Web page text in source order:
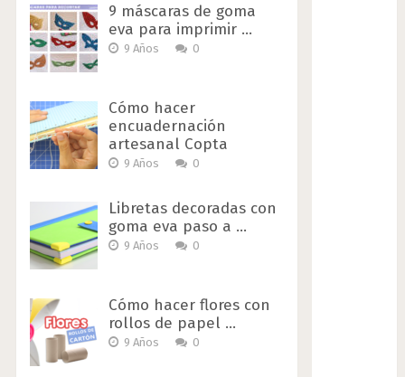
9 máscaras de goma
eva para imprimir …
9 Años 0
Cómo hacer
encuadernación
artesanal Copta
9 Años 0
Libretas decoradas con
goma eva paso a …
9 Años 0
Cómo hacer flores con
rollos de papel …
9 Años 0